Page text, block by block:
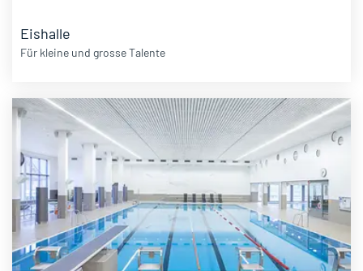
Eishalle
Für kleine und grosse Talente